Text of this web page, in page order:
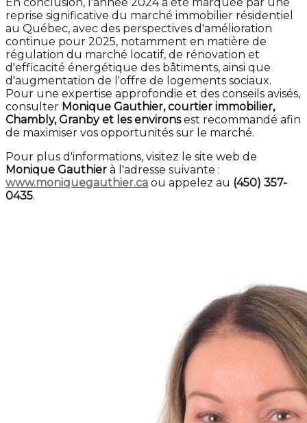
reprise significative du marché immobilier résidentiel
au Québec, avec des perspectives d'amélioration
continue pour 2025, notamment en matière de
régulation du marché locatif, de rénovation et
d'efficacité énergétique des bâtiments, ainsi que
d'augmentation de l'offre de logements sociaux.
Pour une expertise approfondie et des conseils avisés,
consulter Monique Gauthier, courtier immobilier,
Chambly, Granby et les environsest recommandé afin
de maximiser vos opportunités sur le marché.
Pour plus d'informations, visitez le site web de
Monique Gauthier à l'adresse suivante :
www.moniquegauthier.ca ou appelez au (450) 357-
0435.